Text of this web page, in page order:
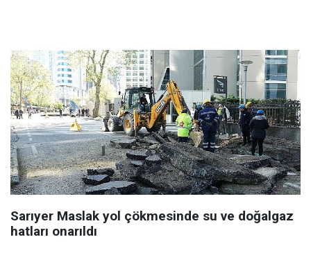
Sarıyer Maslak yol çökmesinde su ve doğalgaz
hatları onarıldı